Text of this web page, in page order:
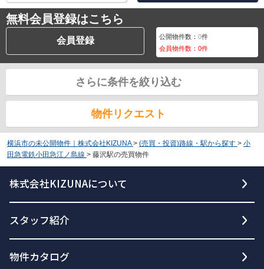
無料会員登録はこちら
会員登録 公開物件数：0件
会員物件数：0件
さらに条件を絞り込む
物件リクエスト
横浜市の未公開物件｜株式会社KIZUNA > (売買・投資)路線・駅から探す > 小
田急電鉄小田急江ノ島線 > 藤沢駅の売買物件
株式会社KIZUNAについて
スタッフ紹介
物件カタログ